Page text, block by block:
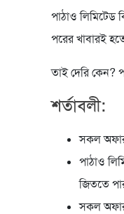
পাঠাও লিমিটেড
পরের খাবারই
তাই দেরি
শর্তাবলী:
সকল অফার
পাঠাও
জিততে
সকল অফার